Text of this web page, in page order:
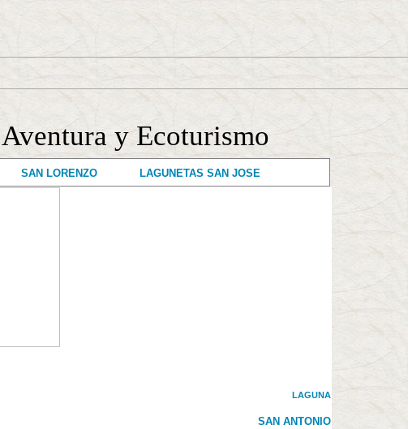
y Ecoturismo
SAN LORENZO LAGUNETAS SAN JOSE
LAGUNA
SAN ANTONIO